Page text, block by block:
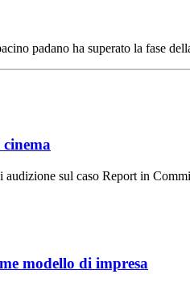
padano ha superato la fase
sul caso Report in
modello di impresa